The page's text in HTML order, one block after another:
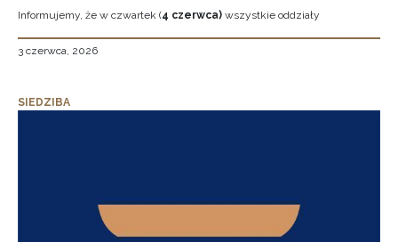
Informujemy, że w czwartek (4 czerwca) wszystkie oddziały
3 czerwca, 2026
SIEDZIBA